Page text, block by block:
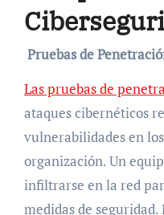
Pruebas de
Las pruebas de
ataques cibernéticos
vulnerabilidades en
organización. Un
infiltrarse en la red
medidas de